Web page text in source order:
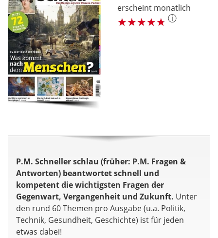
erscheint monatlich
ⓘ
P.M. Schneller schlau (früher: P.M. Fragen &
Antworten) beantwortet schnell und
kompetent die wichtigsten Fragen der
Gegenwart, Vergangenheit und Zukunft. Unter
den rund 60 Themen pro Ausgabe (u.a. Politik,
Technik, Gesundheit, Geschichte) ist für jeden
etwas dabei!